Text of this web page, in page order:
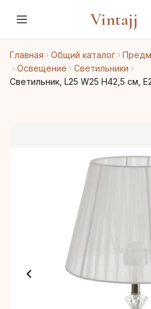
Vintajj
Главная Общий каталог
Освещение
Светильники
Светильник, L25 W25 H42,5 см,